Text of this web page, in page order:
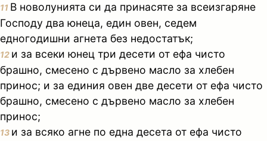
11 В новолунията си да принасяте за всеизгаряне
Господу два юнеца, един овен, седем
едногодишни агнета без недостатък;
12 и за всеки юнец три десети от ефа чисто
брашно, смесено с дървено масло за хлебен
принос; и за единия овен две десети от ефа чисто
брашно, смесено с дървено масло за хлебен
принос;
13 и за всяко агне по една десета от ефа чисто